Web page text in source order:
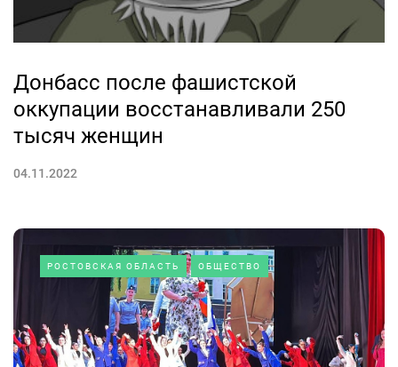
Донбасс после фашистской
оккупации восстанавливали 250
тысяч женщин
04.11.2022
РОСТОВСКАЯ ОБЛАСТЬ ОБЩЕСТВО